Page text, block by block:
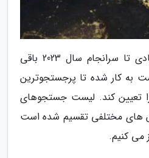
با توجه به اینکه زمان زیادی تا سرانجام سال 2023 باقی
به کار شده تا پرجستجوترین
تعیین کند. لیست جستجوهای
های مختلفی تقسیم شده است
می کنیم.